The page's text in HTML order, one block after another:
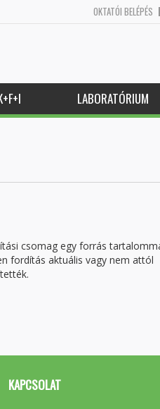
OKTATÓI BELÉPÉS
LABORATÓRIUM
csomag egy forrás
fordítás aktuális vagy nem attól
KAPCSOLAT